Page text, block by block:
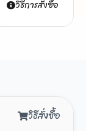
วิธีการสั่งซื้อ
วิธีสั่งซื้อ